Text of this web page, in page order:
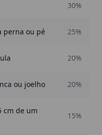
30%
perna ou pé 25%
20%
ou joelho 20%
cm de um
15%